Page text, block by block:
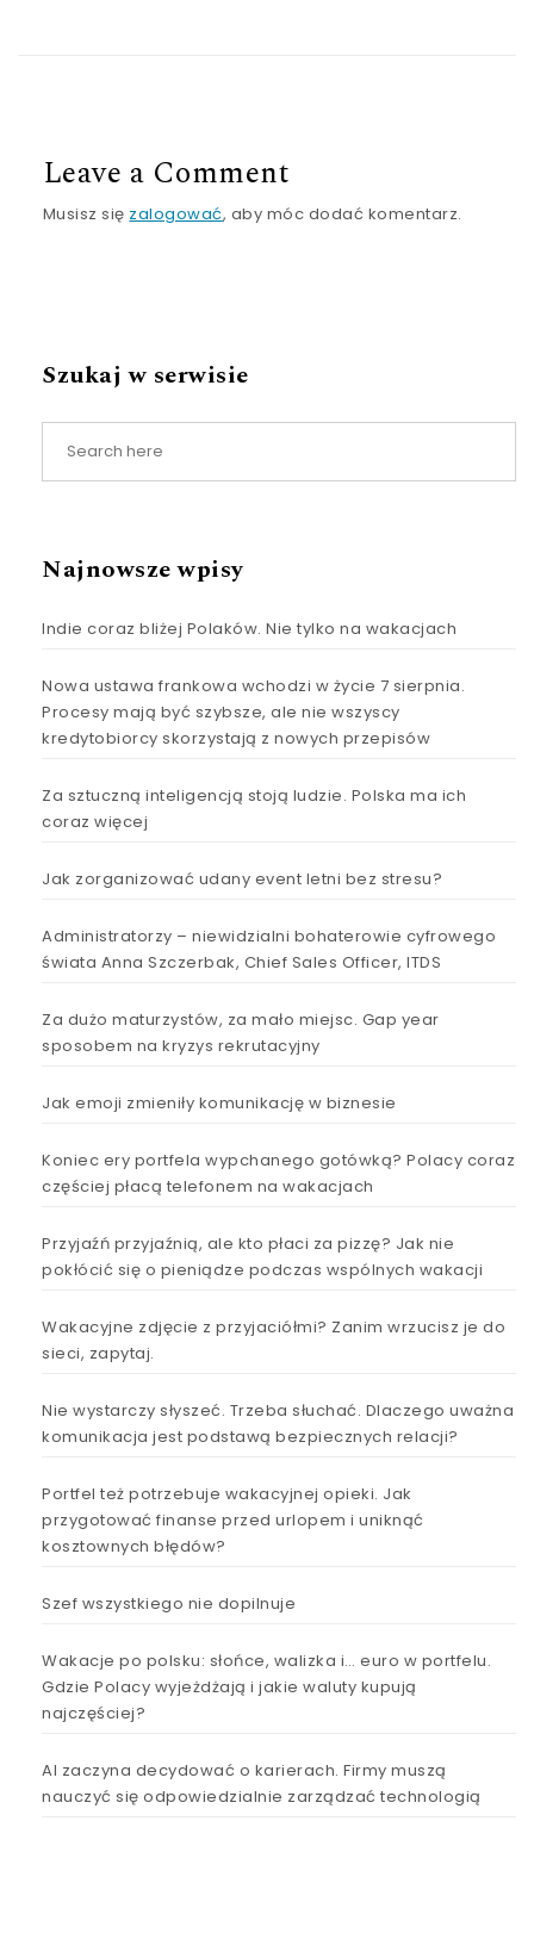
Leave a Comment
Musisz się zalogować, aby móc dodać komentarz.
Szukaj w serwisie
Najnowsze wpisy
Indie coraz bliżej Polaków. Nie tylko na wakacjach
Nowa ustawa frankowa wchodzi w życie 7 sierpnia.
Procesy mają być szybsze, ale nie wszyscy
kredytobiorcy skorzystają z nowych przepisów
Za sztuczną inteligencją stoją ludzie. Polska ma ich
coraz więcej
Jak zorganizować udany event letni bez stresu?
Administratorzy – niewidzialni bohaterowie cyfrowego
świata Anna Szczerbak, Chief Sales Officer, ITDS
Za dużo maturzystów, za mało miejsc. Gap year
sposobem na kryzys rekrutacyjny
Jak emoji zmieniły komunikację w biznesie
Koniec ery portfela wypchanego gotówką? Polacy coraz
częściej płacą telefonem na wakacjach
Przyjaźń przyjaźnią, ale kto płaci za pizzę? Jak nie
pokłócić się o pieniądze podczas wspólnych wakacji
Wakacyjne zdjęcie z przyjaciółmi? Zanim wrzucisz je do
sieci, zapytaj.
Nie wystarczy słyszeć. Trzeba słuchać. Dlaczego uważna
komunikacja jest podstawą bezpiecznych relacji?
Portfel też potrzebuje wakacyjnej opieki. Jak
przygotować finanse przed urlopem i uniknąć
kosztownych błędów?
Szef wszystkiego nie dopilnuje
Wakacje po polsku: słońce, walizka i… euro w portfelu.
Gdzie Polacy wyjeżdżają i jakie waluty kupują
najczęściej?
AI zaczyna decydować o karierach. Firmy muszą
nauczyć się odpowiedzialnie zarządzać technologią